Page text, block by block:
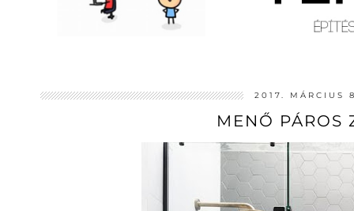
2017. MÁRCIUS
MENŐ PÁROS